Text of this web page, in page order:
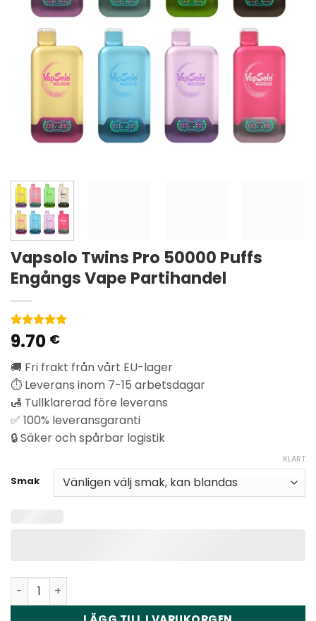
Vapsolo Twins Pro 50000 Puffs
Engångs Vape Partihandel
Betygsatt5
av 5
11
kundbetyg
9.70 €
🚚 Fri frakt från vårt EU-lager
⏱️ Leverans inom 7-15 arbetsdagar
🛃 Tullklarerad före leverans
✅ 100% leveransgaranti
🔒 Säker och spårbar logistik
Smak
KLART
Vapsolo Twins Pro 50000 Puffs Disposable Vape